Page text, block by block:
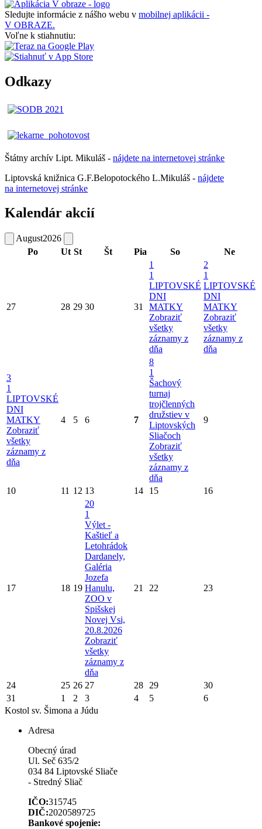
Sledujte informácie z nášho webu v mobilnej aplikácii -
V OBRAZE.
Voľne k stiahnutiu:
Odkazy
Štátny archív Lipt. Mikuláš - nájdete na internetovej stránke
Liptovská knižnica G.F.Belopotockého L.Mikuláš - nájdete
na internetovej stránke
Kalendár akcií
August2026
Po
Ut St Št Pia So Ne
27 28 29 30 31
1
1
LIPTOVSKÉ
DNI
MATKY
Zobraziť
všetky
záznamy z
dňa
2
1
LIPTOVSKÉ
DNI
MATKY
Zobraziť
všetky
záznamy z
dňa
3
1
LIPTOVSKÉ
DNI
MATKY
Zobraziť
všetky
záznamy z
dňa
4 5 6 7
8
1
Šachový
turnaj
trojčlenných
družstiev v
Liptovských
Sliačoch
Zobraziť
všetky
záznamy z
dňa
9
10 11 12 13 14 15 16
17 18 19
20
1
Výlet -
Kaštieľ a
Letohrádok
Dardanely,
Galéria
Jozefa
Hanulu,
ZOO v
Spišskej
Novej Vsi,
20.8.2026
Zobraziť
všetky
záznamy z
dňa
21 22 23
24 25 26 27 28 29
30
31
1 2 3 4 5
6
Kostol sv. Šimona a Júdu
Adresa
Obecný úrad
Ul. Seč 635/2
034 84 Liptovské Sliače
- Stredný Sliač
IČO:315745
DIČ:2020589725
Bankové spojenie: